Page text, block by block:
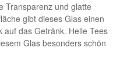
Transparenz und glatte
gibt dieses Glas einen
auf das Getränk. Helle Tees
Glas besonders schön